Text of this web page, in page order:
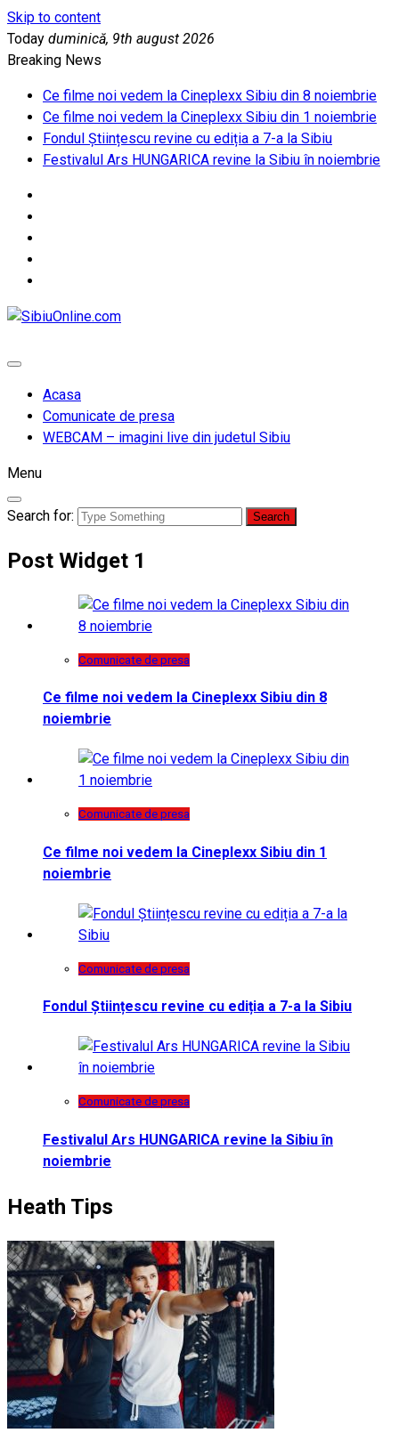
Skip to content
Today duminică, 9th august 2026
Breaking News
Ce filme noi vedem la Cineplexx Sibiu din 8 noiembrie
Ce filme noi vedem la Cineplexx Sibiu din 1 noiembrie
Fondul Științescu revine cu ediția a 7-a la Sibiu
Festivalul Ars HUNGARICA revine la Sibiu în noiembrie
Acasa
Comunicate de presa
WEBCAM – imagini live din judetul Sibiu
Menu
Search for:
Post Widget 1
Comunicate de presa
Ce filme noi vedem la Cineplexx Sibiu din 8
noiembrie
Comunicate de presa
Ce filme noi vedem la Cineplexx Sibiu din 1
noiembrie
Comunicate de presa
Fondul Științescu revine cu ediția a 7-a la Sibiu
Comunicate de presa
Festivalul Ars HUNGARICA revine la Sibiu în
noiembrie
Heath Tips